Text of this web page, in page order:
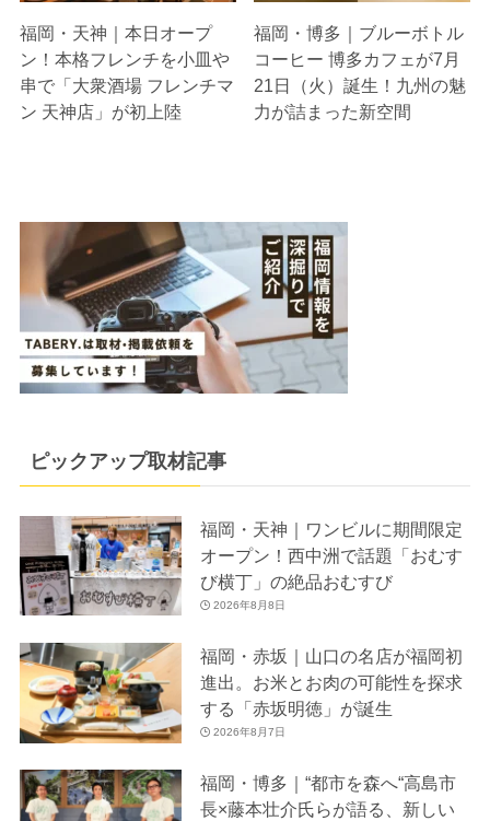
福岡・天神｜本日オープ
ン！本格フレンチを小皿や
串で「大衆酒場 フレンチマ
ン 天神店」が初上陸
福岡・博多｜ブルーボトル
コーヒー 博多カフェが7月
21日（火）誕生！九州の魅
力が詰まった新空間
ピックアップ取材記事
福岡・天神｜ワンビルに期間限定
オープン！西中洲で話題「おむす
び横丁」の絶品おむすび
2026年8月8日
福岡・赤坂｜山口の名店が福岡初
進出。お米とお肉の可能性を探求
する「赤坂明徳」が誕生
2026年8月7日
福岡・博多｜“都市を森へ“高島市
長×藤本壮介氏らが語る、新しい